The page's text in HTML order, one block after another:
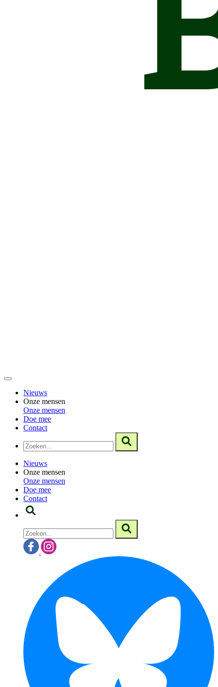
Nieuws
Onze mensen
Onze mensen
Doe mee
Contact
Nieuws
Onze mensen
Onze mensen
Doe mee
Contact